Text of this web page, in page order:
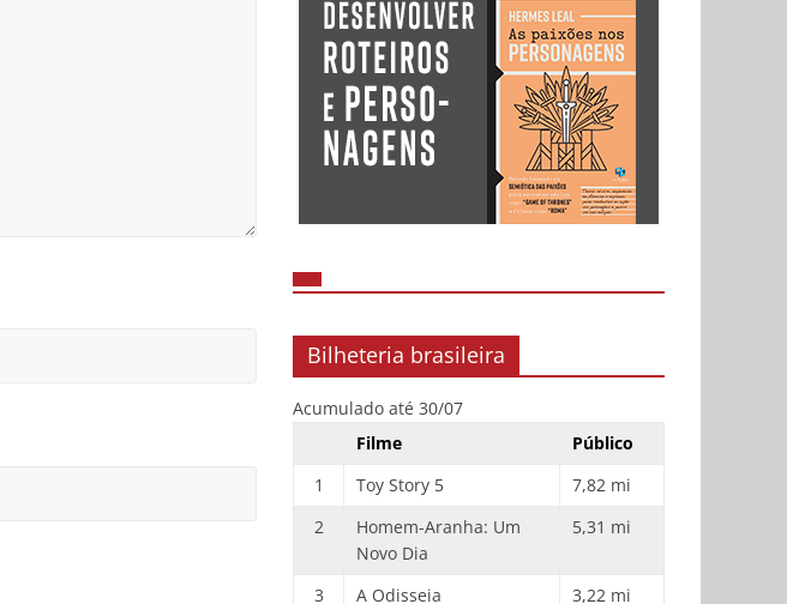
Bilheteria brasileira
Acumulado até 30/07
Filme
Público
1
Toy Story 5
7,82 mi
2
Homem-Aranha: Um
Novo Dia
5,31 mi
3 A Odisseia
3,22 mi